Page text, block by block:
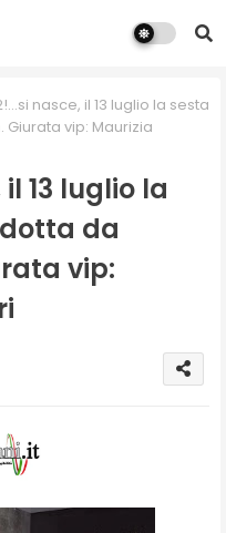
nasce, il 13 luglio la sesta
vip: Maurizia
13 luglio la
da
vip: